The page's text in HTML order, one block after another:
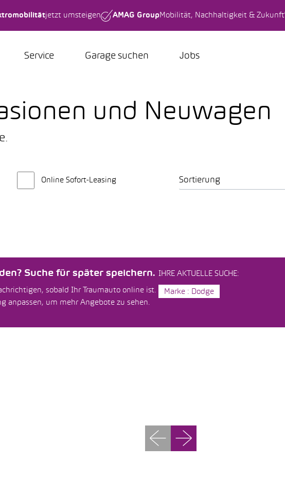
jetzt umsteigen AMAG Group Mobilität, Nachhaltigkeit & Zukunft
Service Garage suchen Jobs
und Neuwagen
Online Sofort-Leasing Sortierung
Suche für später speichern.
sobald Ihr Traumauto online ist.
anpassen, um mehr Angebote zu sehen.
IHRE AKTUELLE SUCHE:
Marke : Dodge